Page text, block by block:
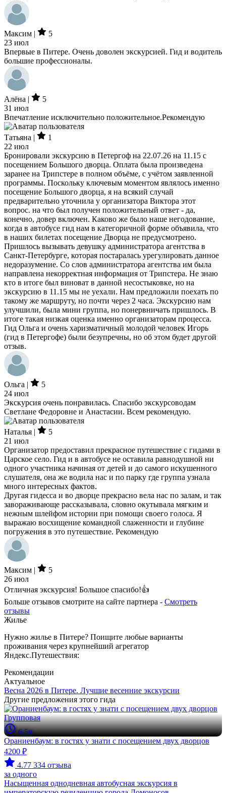
Максим |
5
23 июл
Впервые в Питере. Очень доволен экскурсией. Гид и водитель
большие профессионалы.
Алёна |
5
31 июл
Впечатление исключительно положительное.Рекомендую
Татьяна |
1
22 июл
Бронировали экскурсию в Петергоф на 22.07.26 на 11.15 с
посещением Большого дворца. Оплата была произведена
заранее на Трипстере в полном объёме, с учётом заявленной
программы. Поскольку ключевым моментом являлось именно
посещение Большого дворца, я на всякий случай
предварительно уточнила у организатора Виктора этот
вопрос. на что был получен положительный ответ - да,
конечно, довер включен. Каково же было наше негодование,
когда в автобусе гид нам в категоричной форме объявила, что
в наших билетах посещение Дворца не предусмотрено.
Пришлось вызывать девушку администратора агентства в
Санкт-Петербурге, которая постаралась урегулировать данное
недоразумение. Со слов администратора агентства им была
направлена некорректная информация от Трипстера. Не знаю
кто в итоге был виноват в данной несостыковке, но на
экскурсию в 11.15 мы не уехали. Нам предложили поехать по
такому же маршруту, но почти через 2 часа. Экскурсию нам
улучшили, была мини группа, но понервничать пришлось. В
итоге такая низкая оценка именно организаторам процесса.
Гид Ольга и очень харизматичный молодой человек Игорь
(гид в Петергофе) были безупречны, но об этом будет другой
отзыв.
Ольга |
5
24 июл
Экскурсия очень понравилась. Спасибо экскурсоводам
Светлане Федоровне и Анастасии. Всем рекомендую.
Наталья |
5
21 июл
Организатор предоставил прекрасное путешествие с гидами в
Царское село. Гид и в автобусе не оставила равнодушной ни
одного участника начиная от детей и до самого искушенного
слушателя, она же водила нас и по парку где группа узнала
много интересных фактов.
Другая гидесса и во дворце прекрасно вела нас по залам, и так
завораживающе рассказывала, словно окутывала мягким и
нежным шлейфом истории при помощи своего голоса. Я
выражаю восхищение командной слаженности и глубине
погружения в это путешествие. Рекомендую
Максим |
5
26 июл
Отличная экскурсия! Большое спасибо!👍
Больше отзывов смотрите на сайте партнера - Смотреть
отзывы
Жилье
Нужно жилье в Питере? Поищите любые варианты
проживания через крупнейший агрегатор
Яндекс.Путешествия:
Рекомендации
Актуальное
Весна 2026 в Питере. Лучшие весенние экскурсии
Другие предложения этого гида
Групповая
6.5ч
Ораниенбаум: в гостях у знати с посещением двух дворцов
4200 ₽
4.77 334 отзыва
за одного
Насыщенная однодневная автобусная экскурсия в